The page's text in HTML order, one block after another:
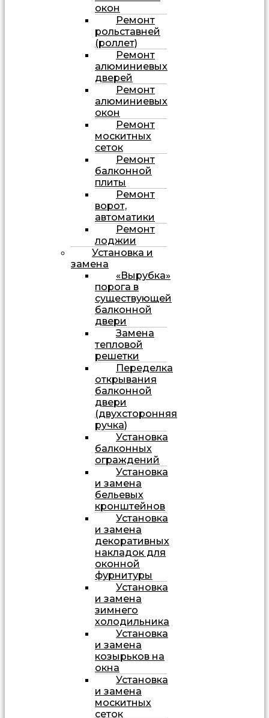
окон
Ремонт
рольставней
(роллет)
Ремонт
алюминиевых
дверей
Ремонт
алюминиевых
окон
Ремонт
москитных
сеток
Ремонт
балконной
плиты
Ремонт
ворот,
автоматики
Ремонт
лоджии
Установка и
замена
«Вырубка»
порога в
существующей
балконной
двери
Замена
тепловой
решетки
Переделка
открывания
балконной
двери
(двухсторонняя
ручка)
Установка
балконных
ограждений
Установка
и замена
бельевых
кронштейнов
Установка
и замена
декоративных
накладок для
оконной
фурнитуры
Установка
и замена
зимнего
холодильника
Установка
и замена
козырьков на
окна
Установка
и замена
москитных
сеток